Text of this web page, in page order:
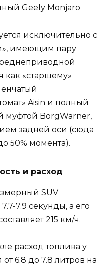
исключительно с
имеющим пару
как «старшему»
Aisin и полный
муфтой BorgWarner,
задней оси (сюда
50% момента).
и расход
SUV
7.9 секунды, а его
215 км/ч.
расход топлива у
6.8 до 7.8 литров на